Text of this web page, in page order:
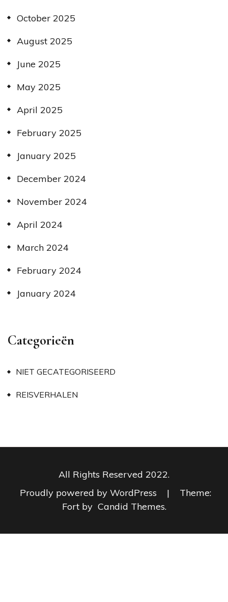
October 2025
August 2025
June 2025
May 2025
April 2025
February 2025
January 2025
December 2024
November 2024
April 2024
March 2024
February 2024
January 2024
Categorieën
NIET GECATEGORISEERD
REISVERHALEN
All Rights Reserved 2022.
Proudly powered by WordPress
|
Theme:
Fort by Candid Themes.